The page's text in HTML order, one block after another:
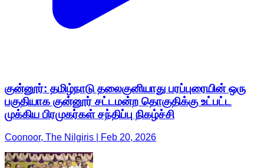
குன்னூர்: தமிழ்நாடு தலைகுனியாது பரப்புரையின் ஒரு
பகுதியாக குன்னூர் சட்டமன்ற தொகுதிக்கு உட்பட்ட
முக்கிய பிரமுகர்கள் சந்திப்பு நிகழ்ச்சி
Coonoor, The Nilgiris | Feb 20, 2026